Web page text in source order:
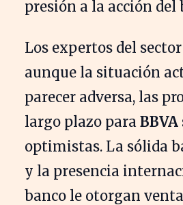
presión a la acción del
Los expertos del
aunque la situación
parecer adversa, las
largo plazo para BBVA
optimistas. La sólida
y la presencia
banco le otorgan